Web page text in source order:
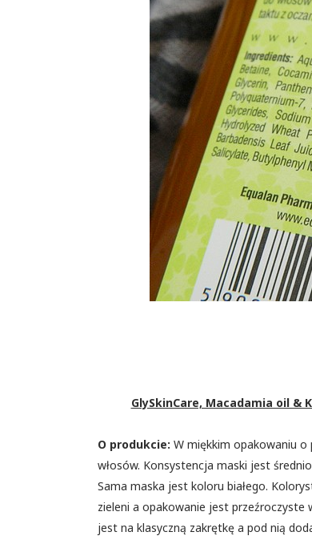
GlySkinCare, Macadamia oil &
O produkcie: W miękkim opakowaniu
włosów. Konsystencja maski jest
Sama maska jest koloru białego.
zieleni a opakowanie jest przeźroczyste
jest na klasyczną zakrętkę a pod nią